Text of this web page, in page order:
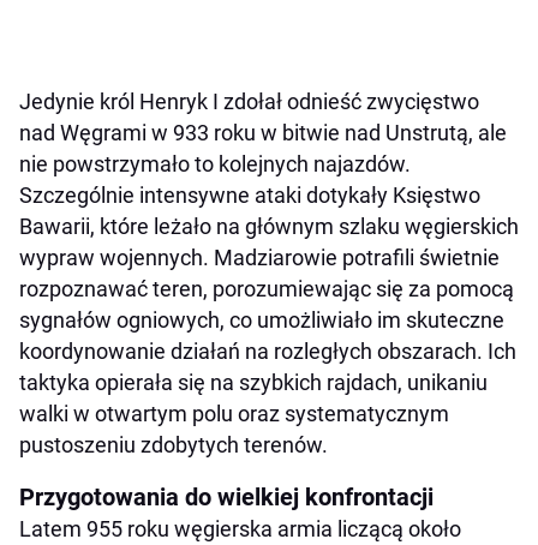
Jedynie król Henryk I zdołał odnieść zwycięstwo
nad Węgrami w 933 roku w bitwie nad Unstrutą, ale
nie powstrzymało to kolejnych najazdów.
Szczególnie intensywne ataki dotykały Księstwo
Bawarii, które leżało na głównym szlaku węgierskich
wypraw wojennych. Madziarowie potrafili świetnie
rozpoznawać teren, porozumiewając się za pomocą
sygnałów ogniowych, co umożliwiało im skuteczne
koordynowanie działań na rozległych obszarach. Ich
taktyka opierała się na szybkich rajdach, unikaniu
walki w otwartym polu oraz systematycznym
pustoszeniu zdobytych terenów.
Przygotowania do wielkiej konfrontacji
Latem 955 roku węgierska armia liczącą około